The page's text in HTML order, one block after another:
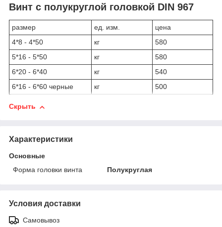
Винт с полукруглой головкой DIN 967
размер ед. изм.
цена
4*8 - 4*50
кг
580
5*16 - 5*50
кг
580
6*20 - 6*40
кг
540
6*16 - 6*60 черные
кг 500
Скрыть
Характеристики
Основные
Форма головки винта
Полукруглая
Условия доставки
Самовывоз